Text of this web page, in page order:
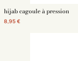
hijab cagoule à pression
8,95 €